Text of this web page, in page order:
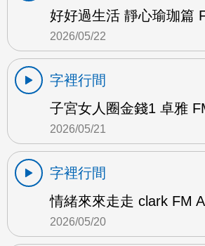
好好過生活 靜心瑜珈篇
2026/05/22
字裡行間
子宮女人圈金錢1 卓雅
2026/05/21
字裡行間
情緒來來走走 clark FM
2026/05/20